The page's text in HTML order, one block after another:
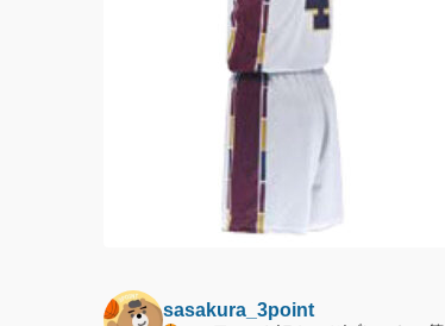
sasakura_3point